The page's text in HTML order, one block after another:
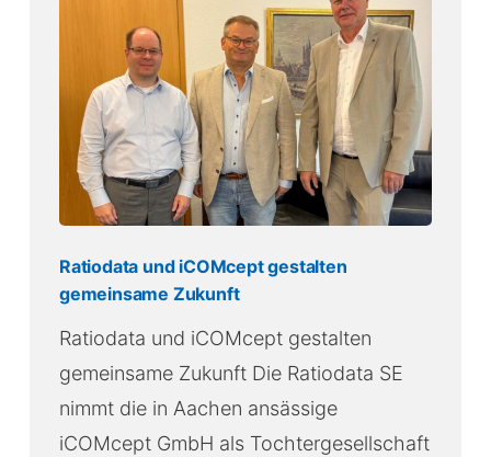
Ratiodata und iCOMcept gestalten
gemeinsame Zukunft
Ratiodata und iCOMcept gestalten
gemeinsame Zukunft Die Ratiodata SE
nimmt die in Aachen ansässige
iCOMcept GmbH als Tochtergesellschaft